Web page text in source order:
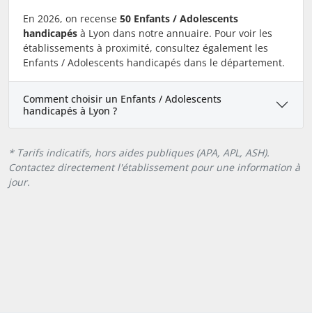
En 2026, on recense 50 Enfants / Adolescents
handicapés à Lyon dans notre annuaire. Pour voir les
établissements à proximité, consultez également les
Enfants / Adolescents handicapés dans le département.
Comment choisir un Enfants / Adolescents
handicapés à Lyon ?
* Tarifs indicatifs, hors aides publiques (APA, APL, ASH).
Contactez directement l'établissement pour une information à
jour.